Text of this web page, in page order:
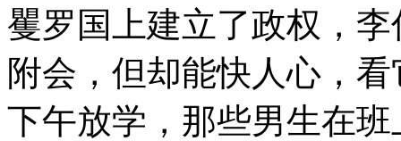
矍罗国上建立了政权，
附会，但却能快人心，
下午放学，那些男生在